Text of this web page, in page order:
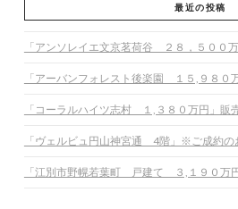
最近の投稿
「アンソレイエ文京茗荷谷 ２８，５００
「アーバンフォレスト後楽園 １５,９８０
「コーラルハイツ志村 １,３８０万円」販
「ヴェルビュ円山神宮通 4階」※ご成約の
「江別市野幌若葉町 戸建て ３,１９０万